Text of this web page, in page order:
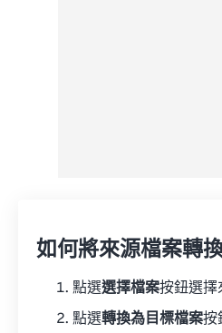
如何將來源檔案轉
點選選擇檔案按鈕選擇
點選轉換為目標檔案按